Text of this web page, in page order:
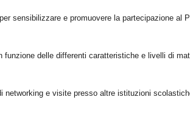
sensibilizzare e promuovere la partecipazione al
funzione delle differenti caratteristiche e livelli di
networking e visite presso altre istituzioni